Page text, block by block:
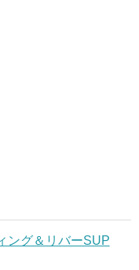
ング＆リバーSUP